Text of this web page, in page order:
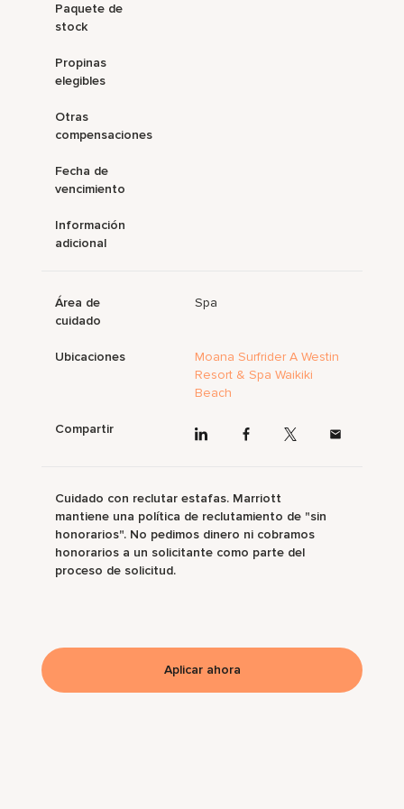
Paquete de
stock
Propinas
elegibles
Otras
compensaciones
Fecha de
vencimiento
Información
adicional
Área de
cuidado
Spa
Ubicaciones
Moana Surfrider A Westin
Resort & Spa Waikiki
Beach
Compartir
Cuidado con reclutar estafas. Marriott
mantiene una política de reclutamiento de "sin
honorarios". No pedimos dinero ni cobramos
honorarios a un solicitante como parte del
proceso de solicitud.
Aplicar ahora